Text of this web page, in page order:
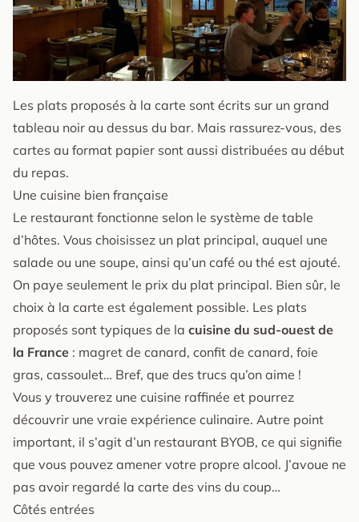
Les plats proposés à la carte sont écrits sur un grand
tableau noir au dessus du bar. Mais rassurez-vous, des
cartes au format papier sont aussi distribuées au début
du repas.
Une cuisine bien française
Le restaurant fonctionne selon le système de table
d’hôtes. Vous choisissez un plat principal, auquel une
salade ou une soupe, ainsi qu’un café ou thé est ajouté.
On paye seulement le prix du plat principal. Bien sûr, le
choix à la carte est également possible. Les plats
proposés sont typiques de la cuisine du sud-ouest de
la France : magret de canard, confit de canard, foie
gras, cassoulet… Bref, que des trucs qu’on aime !
Vous y trouverez une cuisine raffinée et pourrez
découvrir une vraie expérience culinaire. Autre point
important, il s’agit d’un restaurant BYOB, ce qui signifie
que vous pouvez amener votre propre alcool. J’avoue ne
pas avoir regardé la carte des vins du coup…
Côtés entrées